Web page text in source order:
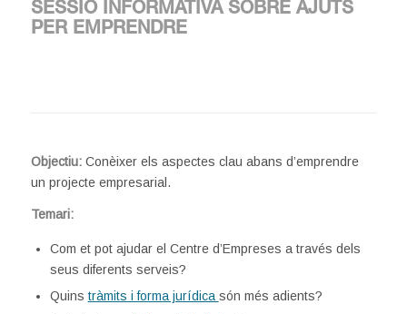
SESSIÓ INFORMATIVA SOBRE AJUTS
PER EMPRENDRE
Objectiu: Conèixer els aspectes clau abans d’emprendre
un projecte empresarial.
Temari:
Com et pot ajudar el Centre d’Empreses a través dels
seus diferents serveis?
Quins tràmits i forma jurídicasón més adients?